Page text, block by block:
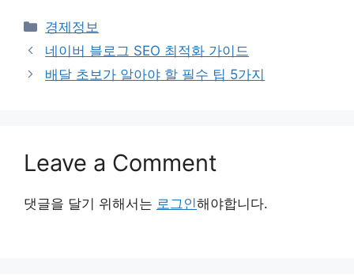
Categories
경제정보
네이버 블로그 SEO 최적화 가이드
배달 초보가 알아야 할 필수 팁 5가지
Leave a Comment
댓글을 달기 위해서는 로그인해야합니다.